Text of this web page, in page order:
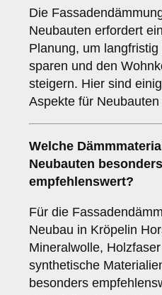
Die
Neubauten erfordert
Planung, um langfristig
sparen und den
steigern. Hier sind
Aspekte für
Welche
Neubauten besonders
empfehlenswert?
Für die
Neubau in Kröpelin
Mineralwolle,
synthetische
besonders